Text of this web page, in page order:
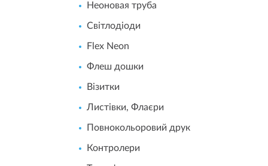
Неоновая труба
Світлодіоди
Flex Neon
Флеш дошки
Візитки
Листівки, Флаєри
Повнокольоровий друк
Контролери